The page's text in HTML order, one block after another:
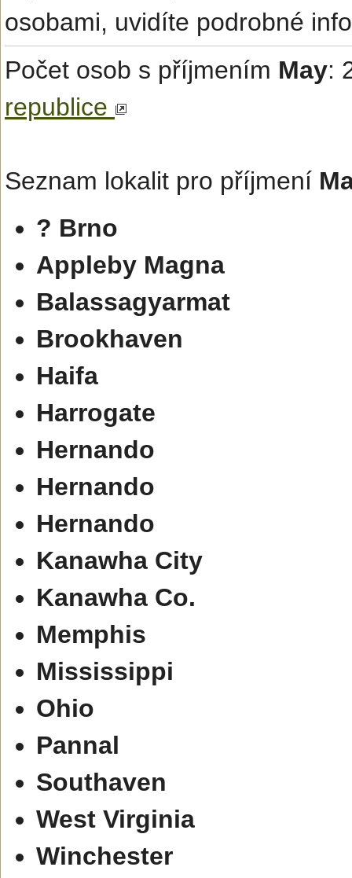
osobami, uvidíte podrobné
Počet osob s příjmením May:
republice
Seznam lokalit pro příjmení
? Brno
Appleby Magna
Balassagyarmat
Brookhaven
Haifa
Harrogate
Hernando
Hernando
Hernando
Kanawha City
Kanawha Co.
Memphis
Mississippi
Ohio
Pannal
Southaven
West Virginia
Winchester